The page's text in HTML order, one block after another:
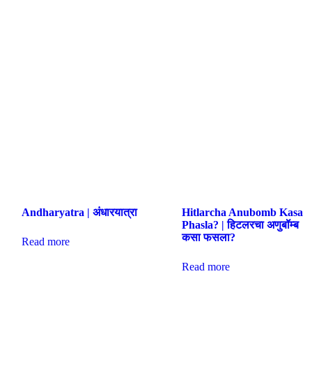
Andharyatra | अंधारयात्रा
Read more
Hitlarcha Anubomb Kasa
Phasla? | हिटलरचा अणुबॉम्ब
कसा फसला?
Read more